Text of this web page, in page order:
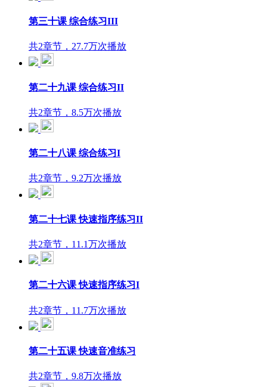
第三十课 综合练习III
共2章节，27.7万次播放
第二十九课 综合练习II
共2章节，8.5万次播放
第二十八课 综合练习I
共2章节，9.2万次播放
第二十七课 快速指序练习II
共2章节，11.1万次播放
第二十六课 快速指序练习I
共2章节，11.7万次播放
第二十五课 快速音准练习
共2章节，9.8万次播放